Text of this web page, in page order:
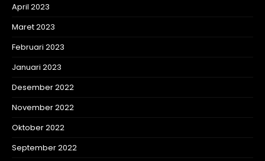
April 2023
Maret 2023
Februari 2023
Januari 2023
Desember 2022
November 2022
Oktober 2022
September 2022